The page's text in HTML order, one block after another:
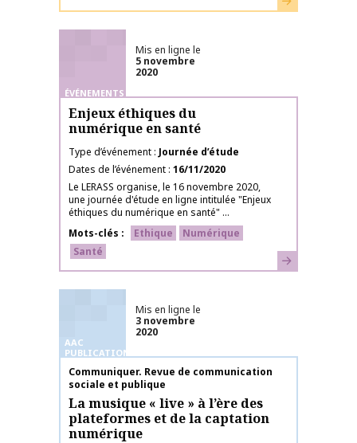
ÉVÉNEMENTS
Mis en ligne le
5 novembre
2020
Enjeux éthiques du
numérique en santé
Type d’événement Journée d’étude
Dates de l’événement 16/11/2020
Le LERASS organise, le 16 novembre 2020,
une journée d'étude en ligne intitulée "Enjeux
éthiques du numérique en santé" ...
Mots-clés
Ethique
Numérique
Santé
En savoir plus
AAC
PUBLICATIONS
Mis en ligne le
3 novembre
2020
Nom de la publication
Communiquer. Revue de communication
sociale et publique
La musique « live » à l’ère des
plateformes et de la captation
numérique